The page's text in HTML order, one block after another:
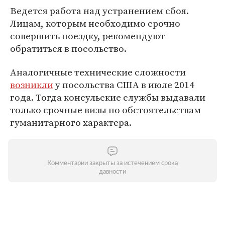
Ведется работа над устранением сбоя.
Лицам, которым необходимо срочно
совершить поездку, рекомендуют
обратиться в посольство.
Аналогичные технические сложности
возниклиу посольства США в июле 2014
года. Тогда консульские службы выдавали
только срочные визы по обстоятельствам
гуманитарного характера.
Комментарии закрыты за истечением срока
давности